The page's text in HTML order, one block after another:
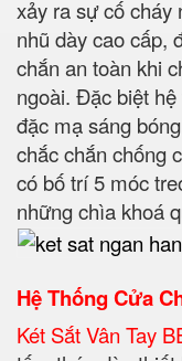
xảy ra sự cố cháy
nhũ dày cao cấp,
chắn an toàn khi
ngoài. Đặc biệt
đặc mạ sáng
chắc chắn chống
có bố trí 5 móc
những chìa khoá
Hệ Thống Cửa
Két Sắt Vân Tay